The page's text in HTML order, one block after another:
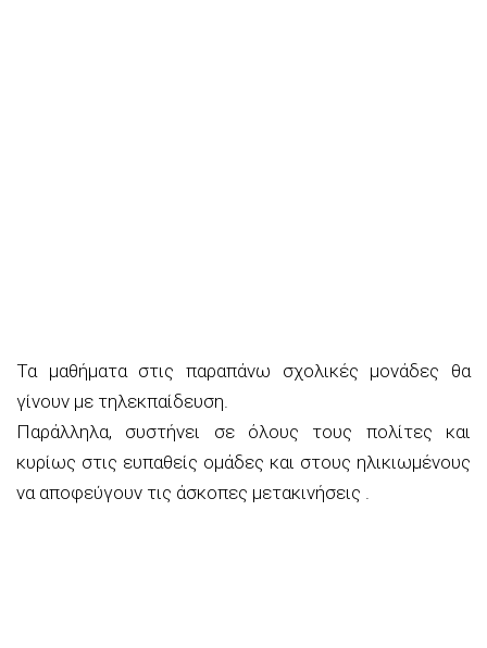
Τα μαθήματα στις παραπάνω σχολικές μονάδες θα
γίνουν με τηλεκπαίδευση.
Παράλληλα, συστήνει σε όλους τους πολίτες και
κυρίως στις ευπαθείς ομάδες και στους ηλικιωμένους
να αποφεύγουν τις άσκοπες μετακινήσεις .